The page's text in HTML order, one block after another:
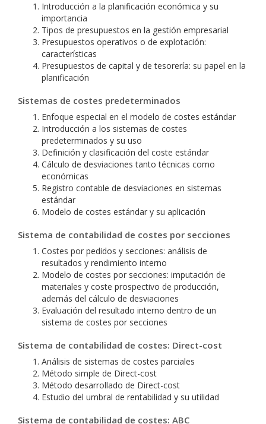
Introducción a la planificación económica y su
importancia
Tipos de presupuestos en la gestión empresarial
Presupuestos operativos o de explotación:
características
Presupuestos de capital y de tesorería: su papel en la
planificación
Sistemas de costes predeterminados
Enfoque especial en el modelo de costes estándar
Introducción a los sistemas de costes
predeterminados y su uso
Definición y clasificación del coste estándar
Cálculo de desviaciones tanto técnicas como
económicas
Registro contable de desviaciones en sistemas
estándar
Modelo de costes estándar y su aplicación
Sistema de contabilidad de costes por secciones
Costes por pedidos y secciones: análisis de
resultados y rendimiento interno
Modelo de costes por secciones: imputación de
materiales y coste prospectivo de producción,
además del cálculo de desviaciones
Evaluación del resultado interno dentro de un
sistema de costes por secciones
Sistema de contabilidad de costes: Direct-cost
Análisis de sistemas de costes parciales
Método simple de Direct-cost
Método desarrollado de Direct-cost
Estudio del umbral de rentabilidad y su utilidad
Sistema de contabilidad de costes: ABC